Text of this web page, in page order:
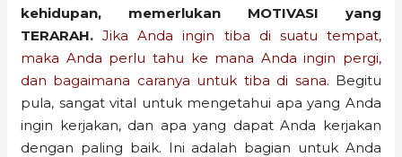
kehidupan, memerlukan MOTIVASI yang
TERARAH. Jika Anda ingin tiba di suatu tempat,
maka Anda perlu tahu ke mana Anda ingin pergi,
dan bagaimana caranya untuk tiba di sana. Begitu
pula, sangat vital untuk mengetahui apa yang Anda
ingin kerjakan, dan apa yang dapat Anda kerjakan
dengan paling baik. Ini adalah bagian untuk Anda